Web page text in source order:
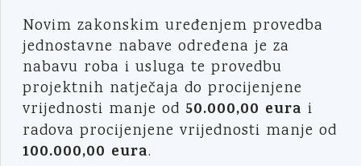
Novim zakonskim uređenjem provedba
jednostavne nabave određena je za
nabavu roba i usluga te provedbu
projektnih natječaja do procijenjene
vrijednosti manje od 50.000,00 eura i
radova procijenjene vrijednosti manje od
100.000,00 eura.